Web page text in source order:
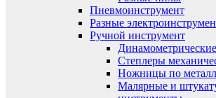
Пневмоинструмент
Разные
Ручной инструмент
Степлеры
Ножницы по
Малярные и